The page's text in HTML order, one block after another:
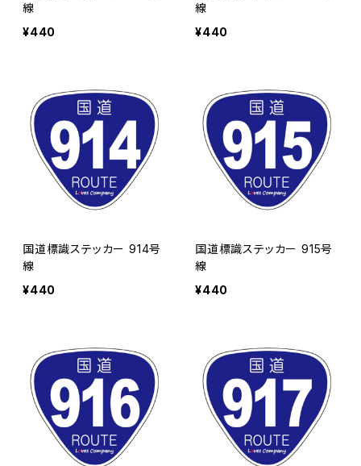
線
¥440
線
¥440
国道標識ステッカー 914号
線
¥440
国道標識ステッカー 915号
線
¥440